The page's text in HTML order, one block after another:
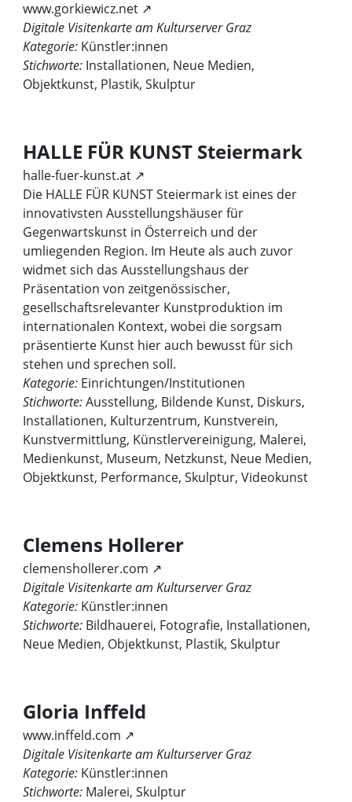
www.gorkiewicz.net ↗
Digitale Visitenkarte am Kulturserver Graz
Kategorie: Künstler:innen
Stichworte: Installationen, Neue Medien,
Objektkunst, Plastik, Skulptur
HALLE FÜR KUNST Steiermark
halle-fuer-kunst.at ↗
Die HALLE FÜR KUNST Steiermark ist eines der
innovativsten Ausstellungshäuser für
Gegenwartskunst in Österreich und der
umliegenden Region. Im Heute als auch zuvor
widmet sich das Ausstellungshaus der
Präsentation von zeitgenössischer,
gesellschaftsrelevanter Kunstproduktion im
internationalen Kontext, wobei die sorgsam
präsentierte Kunst hier auch bewusst für sich
stehen und sprechen soll.
Kategorie: Einrichtungen/Institutionen
Stichworte:Ausstellung, Bildende Kunst, Diskurs,
Installationen, Kulturzentrum, Kunstverein,
Kunstvermittlung, Künstlervereinigung, Malerei,
Medienkunst, Museum, Netzkunst, Neue Medien,
Objektkunst, Performance, Skulptur, Videokunst
Clemens Hollerer
clemenshollerer.com ↗
Digitale Visitenkarte am Kulturserver Graz
Kategorie: Künstler:innen
Stichworte: Bildhauerei, Fotografie, Installationen,
Neue Medien, Objektkunst, Plastik, Skulptur
Gloria Inffeld
www.inffeld.com ↗
Digitale Visitenkarte am Kulturserver Graz
Kategorie: Künstler:innen
Stichworte: Malerei, Skulptur